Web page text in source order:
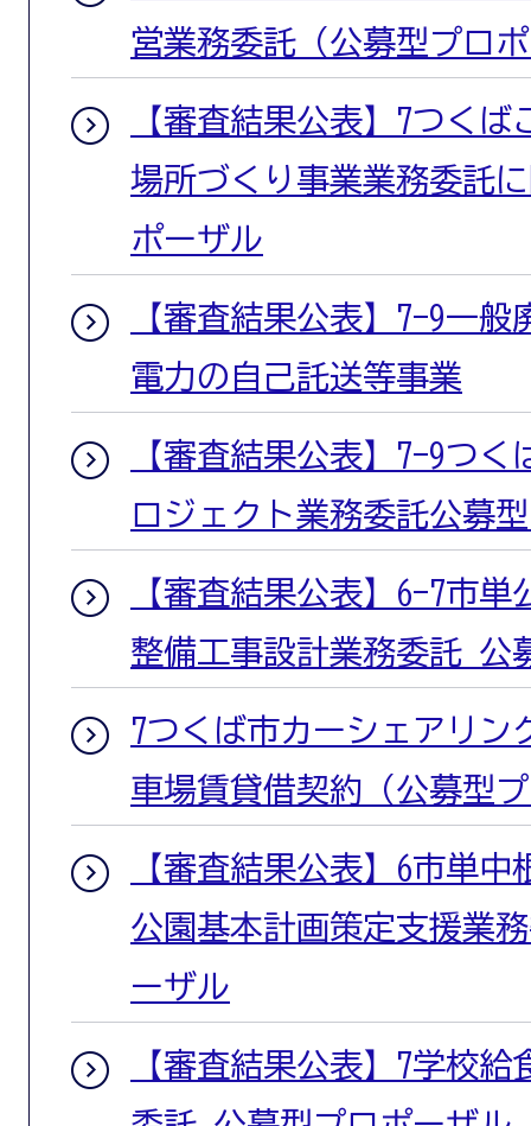
営業務委託（公募型プロ
【審査結果公表】7つく
場所づくり事業業務委託
ポーザル
【審査結果公表】7-9一
電力の自己託送等事業
【審査結果公表】7-9つ
ロジェクト業務委託公募
【審査結果公表】6-7市
整備工事設計業務委託 公
7つくば市カーシェアリン
車場賃貸借契約（公募型
【審査結果公表】6市単
公園基本計画策定支援業
ーザル
【審査結果公表】7学校